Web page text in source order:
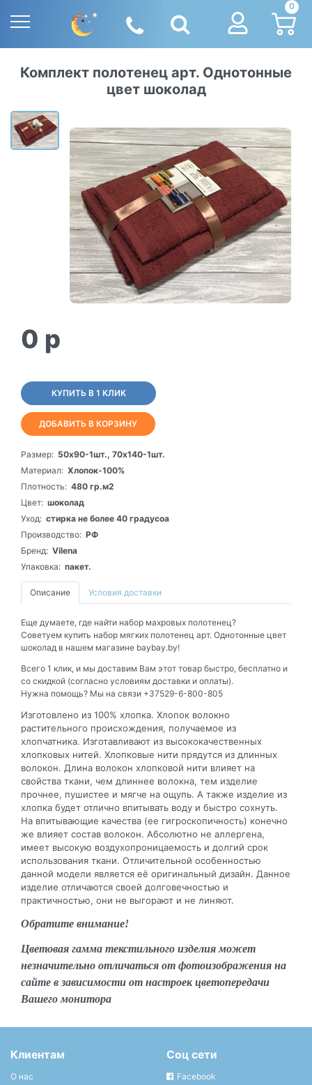
0
Комплект полотенец арт. Однотонные
цвет шоколад
0 p
КУПИТЬ В 1 КЛИК
ДОБАВИТЬ В КОРЗИНУ
Размер: 50х90-1шт., 70х140-1шт.
Материал: Хлопок-100%
Плотность: 480 гр.м2
Цвет: шоколад
Уход: стирка не более 40 градусоа
Производство: РФ
Бренд: Vilena
Упаковка: пакет.
Описание Условия доставки
Еще думаете, где найти набор махровых полотенец?
Советуем купить набор мягких полотенец арт. Однотонные цвет
шоколад в нашем магазине baybay.by!
Всего 1 клик, и мы доставим Вам этот товар быстро, бесплатно и
со скидкой (согласно условиям доставки и оплаты).
Нужна помощь? Мы на связи +37529-6-800-805
Изготовлено из 100% хлопка. Хлопок волокно
растительного происхождения, получаемое из
хлопчатника. Изготавливают из высококачественных
хлопковых нитей. Хлопковые нити прядутся из длинных
волокон. Длина волокон хлопковой нити влияет на
свойства ткани, чем длиннее волокна, тем изделие
прочнее, пушистее и мягче на ощупь. А также изделие из
хлопка будет отлично впитывать воду и быстро сохнуть.
На впитывающие качества (ее гигроскопичность) конечно
же влияет состав волокон. Абсолютно не аллергена,
имеет высокую воздухопроницаемость и долгий срок
использования ткани. Отличительной особенностью
данной модели является её оригинальный дизайн. Данное
изделие отличаются своей долговечностью и
практичностью, они не выгорают и не линяют.
Обратите внимание!
Цветовая гамма текстильного изделия может
незначительно отличаться от фотоизображения на
сайте в зависимости от настроек цветопередачи
Вашего монитора
Клиентам
О нас
Соц сети
Facebook